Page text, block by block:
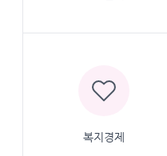
복지경제